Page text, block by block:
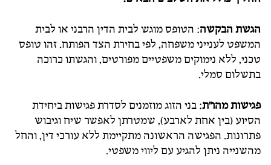
הגשת הבקשה: הטופס מוגש לבית הדין הרבני או לבית
המשפט לענייני משפחה, לפי בחירת הצד הפותח. זהו טופס
טכני, ללא נימוקים משפטיים מפורטים, והגשתו כרוכה
בתשלום סמלי.
פגישות מהו"ת: בני הזוג מוזמנים לסדרת פגישות ביחידת
הסיוע (בין אחת לארבע), שמטרתן לאפשר שיח וגיבוש
פתרונות. הפגישה הראשונה מתקיימת ללא עורכי דין, והחל
מהשנייה ניתן להגיע עם ליווי משפטי.